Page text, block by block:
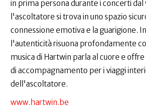
in prima persona durante i concerti dal
l'ascoltatore si trova in uno spazio
connessione emotiva e la guarigione.
l'autenticità risuona profondamente
musica di Hartwin parla al cuore e
di accompagnamento per i viaggi
dell'ascoltatore.
www.hartwin.be